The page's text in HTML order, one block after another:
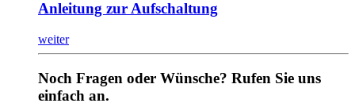
Anleitung zur Aufschaltung
weiter
Noch Fragen oder Wünsche? Rufen Sie uns
einfach an.